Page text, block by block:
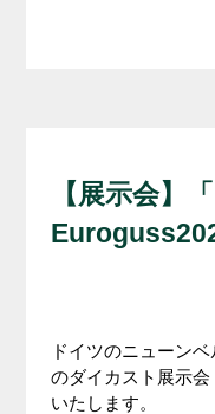
【展示会】
ドイツのニューン
のダイカスト展示会
いたします。